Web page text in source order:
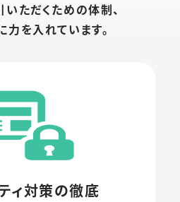
ただくための体制、
を入れています。
ィ対策の徹底